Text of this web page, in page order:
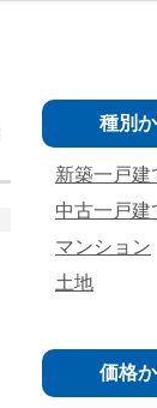
種別
新築一戸建
中古一戸建
マンション
土地
価格